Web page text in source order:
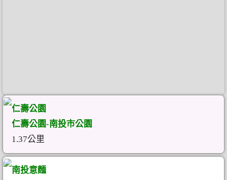
仁壽公園
仁壽公園-南投市公園
1.37公里
南投意麵